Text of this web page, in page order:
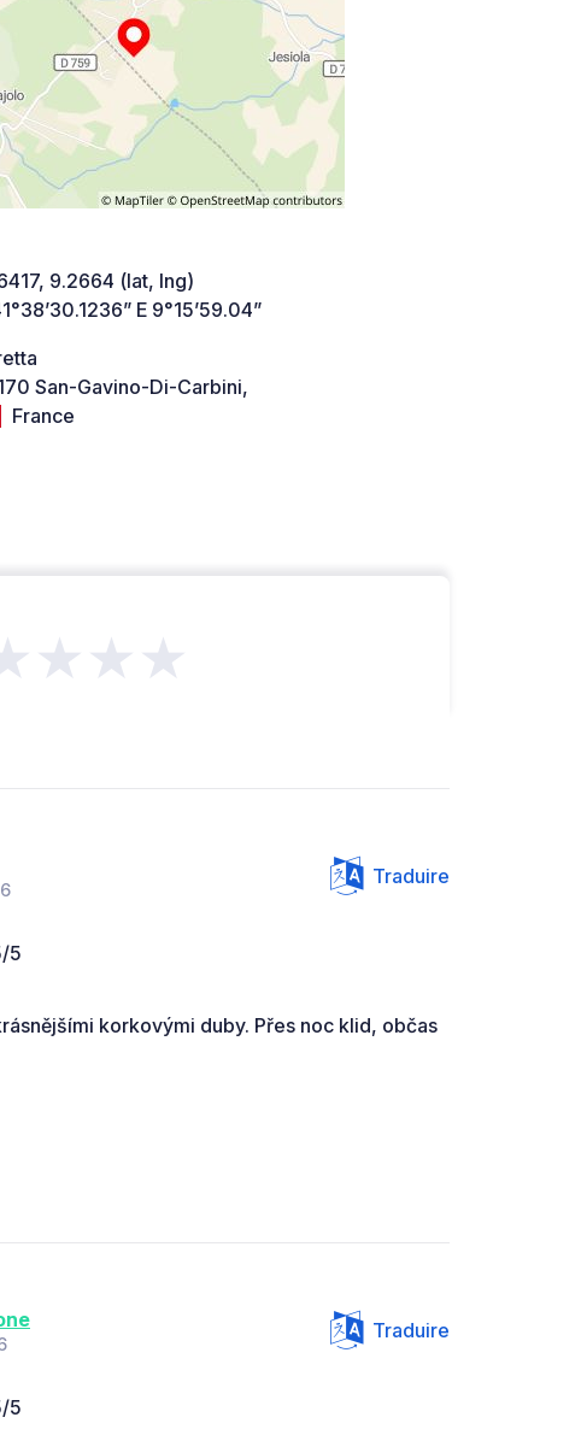
9.2664 (lat, lng)
E 9°15’59.04”
San-Gavino-Di-Carbini,
France
Traduire
5
korkovými duby. Přes noc klid, občas
Traduire
5